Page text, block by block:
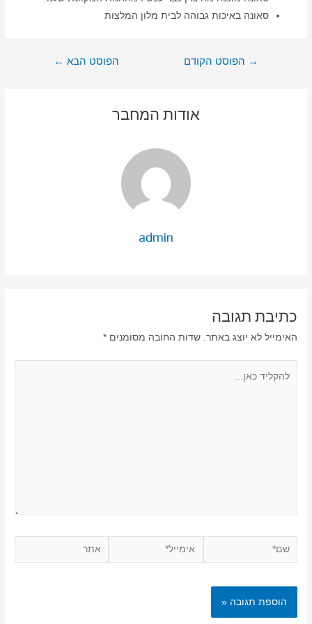
סאונה באיכות גבוהה לבית מלון המלצות
→ הפוסט הקודם הפוסט הבא ←
אודות המחבר
admin
כתיבת תגובה
האימייל לא יוצג באתר. שדות החובה מסומנים*
שם* אימייל* אתר